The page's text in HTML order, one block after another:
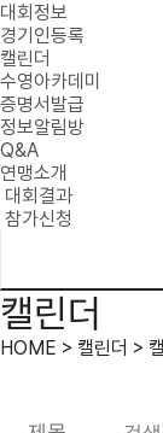
대회정보
경기인등록
캘린더
수영아카데미
증명서발급
정보알림방
Q&A
연맹소개
대회결과
참가신청
캘린더
HOME > 캘린더 >